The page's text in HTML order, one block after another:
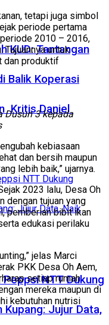
KUD: Tantangan
Balik Koperasi
Kritis Daniel
NTT Dukung
Jujur Data,
tetapi juga simbol
periode pertama
2010 – 2016,
untuk
dan produktif
Dusun 3 kepada
kebiasaan
dan bersih maupun
lebih baik,” ujarnya.
2023 lalu, Desa Oh
dengan tujuan yang
pemberian bibit ikan
edukasi perilaku
jelas Marci
PKK Desa Oh Aem,
setiap rumah
mereka maupun di
kebutuhan nutrisi